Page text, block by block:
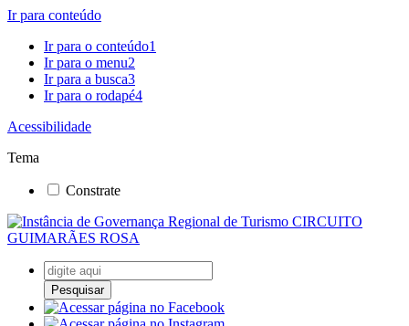
Ir para conteúdo
Ir para o conteúdo1
Ir para o menu2
Ir para a busca3
Ir para o rodapé4
Acessibilidade
Tema
Constrate
Pesquisar